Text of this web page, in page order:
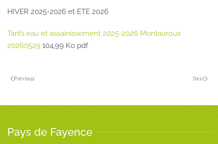
HIVER 2025-2026 et ETE 2026
Tarifs eau et assainissement 2025-2026 Montauroux
20260529 104,99 Ko pdf
Previous Next
Pays de Fayence